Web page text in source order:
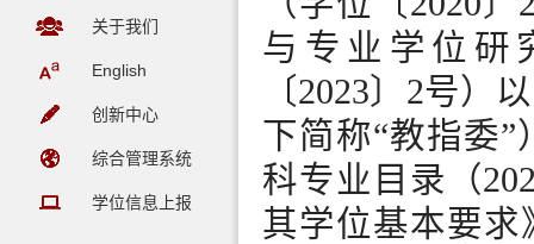
关于我们
English
创新中心
综合管理系统
学位信息上报
与专业学位研
〔2023〕2号）
下简称“教指委
科专业目录（
其学位基本要求